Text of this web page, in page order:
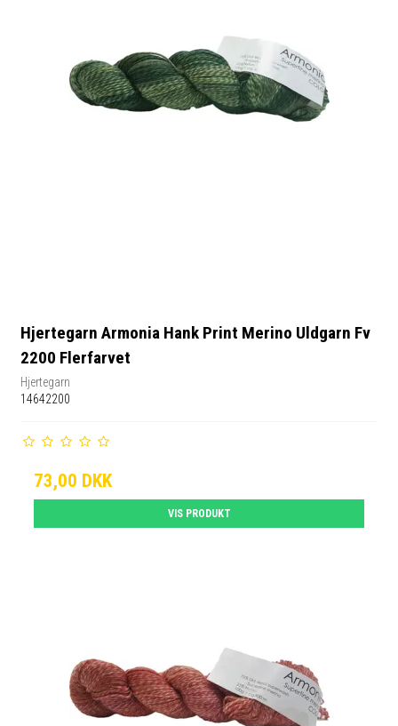
Hjertegarn Armonia Hank Print Merino Uldgarn Fv
2200 Flerfarvet
Hjertegarn
14642200
73,00 DKK
VIS PRODUKT